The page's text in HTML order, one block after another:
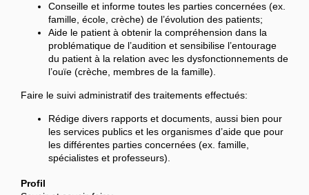
Conseille et informe toutes les parties concernées (ex.
famille, école, crèche) de l’évolution des patients;
Aide le patient à obtenir la compréhension dans la
problématique de l’audition et sensibilise l’entourage
du patient à la relation avec les dysfonctionnements de
l’ouïe (crèche, membres de la famille).
Faire le suivi administratif des traitements effectués:
Rédige divers rapports et documents, aussi bien pour
les services publics et les organismes d’aide que pour
les différentes parties concernées (ex. famille,
spécialistes et professeurs).
Profil